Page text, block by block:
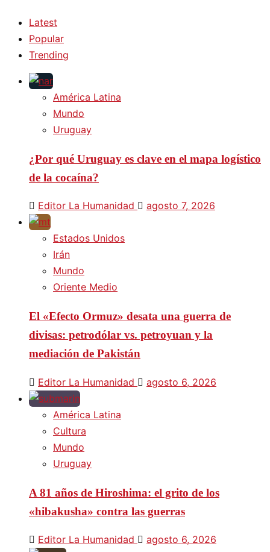
Latest
Popular
Trending
América Latina
Mundo
Uruguay
¿Por qué Uruguay es clave en el mapa logístico
de la cocaína?
Editor La Humanidad agosto 7, 2026
Estados Unidos
Irán
Mundo
Oriente Medio
El «Efecto Ormuz» desata una guerra de
divisas: petrodólar vs. petroyuan y la
mediación de Pakistán
Editor La Humanidad agosto 6, 2026
América Latina
Cultura
Mundo
Uruguay
A 81 años de Hiroshima: el grito de los
«hibakusha» contra las guerras
Editor La Humanidad agosto 6, 2026